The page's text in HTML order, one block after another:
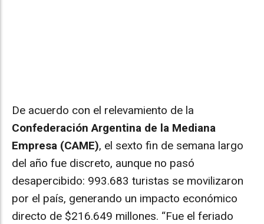
De acuerdo con el relevamiento de la
Confederación Argentina de la Mediana
Empresa (CAME), el sexto fin de semana largo
del año fue discreto, aunque no pasó
desapercibido: 993.683 turistas se movilizaron
por el país, generando un impacto económico
directo de $216.649 millones. “Fue el feriado